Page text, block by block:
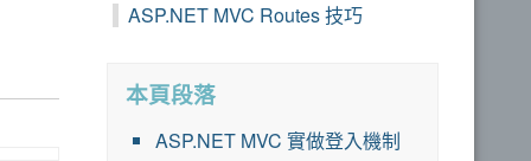
ASP.NET MVC Routes 技巧
本頁段落
ASP.NET MVC 實做登入機制